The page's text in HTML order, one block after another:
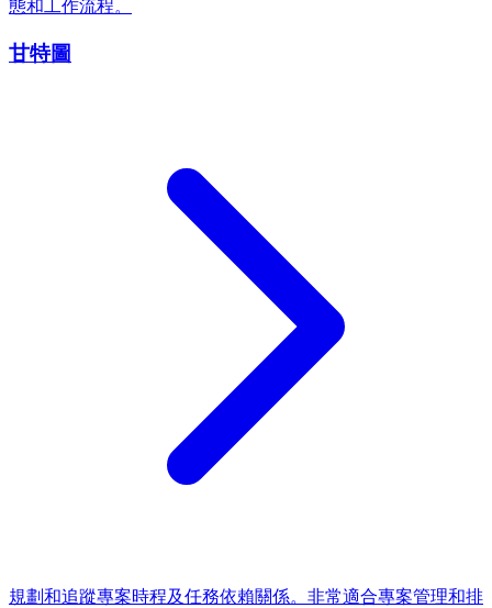
態和工作流程。
甘特圖
規劃和追蹤專案時程及任務依賴關係。非常適合專案管理和排